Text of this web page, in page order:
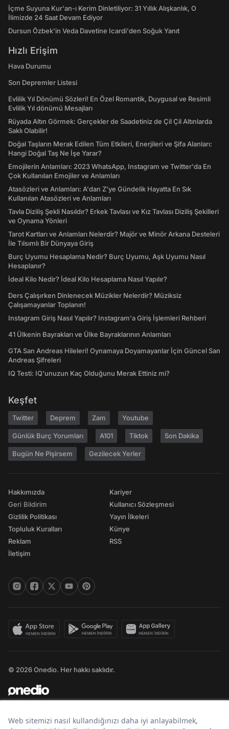
İçme Suyuna Kur'an-ı Kerim Dinletiliyor: 31 Yıllık Alışkanlık, O
İlimizde 24 Saat Devam Ediyor
Dursun Özbek'in Veda Davetine Icardi'den Soğuk Yanıt
Hızlı Erişim
Hava Durumu
Son Depremler Listesi
Evlilik Yıl Dönümü Sözleri! En Özel Romantik, Duygusal ve Resimli
Evlilik Yıl dönümü Mesajları
Rüyada Altın Görmek: Gerçekler de Saadetiniz de Çil Çil Altınlarda
Saklı Olabilir!
Doğal Taşların Merak Edilen Tüm Etkileri, Enerjileri ve Şifa Alanları:
Hangi Doğal Taş Ne İşe Yarar?
Emojilerin Anlamları: 2023 WhatsApp, Instagram ve Twitter'da En
Çok Kullanılan Emojiler ve Anlamları
Atasözleri ve Anlamları: A'dan Z'ye Gündelik Hayatta En Sık
Kullanılan Atasözleri ve Anlamları
Tavla Diziliş Şekli Nasıldır? Erkek Tavlası ve Kız Tavlası Diziliş Şekilleri
ve Oynama Yönleri
Tarot Kartları ve Anlamları Nelerdir? Majör ve Minör Arkana Desteleri
İle Tılsımlı Bir Dünyaya Giriş
Burç Uyumu Hesaplama Nedir? Burç Uyumu, Aşk Uyumu Nasıl
Hesaplanır?
İdeal Kilo Nedir? İdeal Kilo Hesaplama Nasıl Yapılır?
Ders Çalışırken Dinlenecek Müzikler Nelerdir? Müziksiz
Çalışamayanlar Toplanın!
Instagram Giriş Nasıl Yapılır? Instagram'a Giriş İşlemleri Rehberi
41 Ülkenin Bayrakları ve Ülke Bayraklarının Anlamları
GTA San Andreas Hileleri! Oynamaya Doyamayanlar İçin Güncel San
Andreas Şifreleri
IQ Testi: IQ'unuzun Kaç Olduğunu Merak Ettiniz mi?
Keşfet
Twitter Deprem Zam Youtube
Günlük Burç Yorumları A101 Tiktok Son Dakika
Bugün Ne Pişirsem Gezilecek Yerler
Hakkımızda
Geri Bildirim
Gizlilik Politikası
Topluluk Kuralları
Reklam
İletişim
Kariyer
Kullanıcı Sözleşmesi
Yayın İlkeleri
Künye
RSS
© 2026 Onedio. Her hakkı saklıdır.
Bir markasıdır.